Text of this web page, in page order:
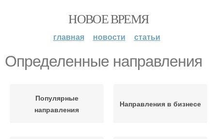
НОВОЕ ВРЕМЯ
главная новости статьи
Определенные направления
Популярные
направления
Направления в бизнесе